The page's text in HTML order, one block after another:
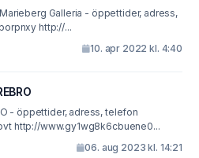
Galleria - öppettider, adress,
http://...
10. apr 2022 kl. 4:40
- öppettider, adress, telefon
http://www.gy1wg8k6cbuene0...
06. aug 2023 kl. 14:21